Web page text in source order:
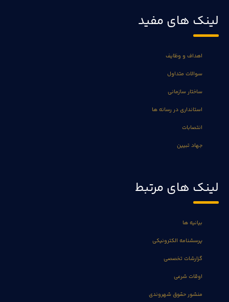
لینک های مفید
اهداف و وظایف
سوالات متداول
ساختار سازمانی
استانداری در رسانه ها
انتصابات
جهاد تبیین
لینک های مرتبط
بیانیه ها
پرسشنامه الکترونیکی
گزارشات تخصصی
اوقات شرعی
منشور حقوق شهروندی